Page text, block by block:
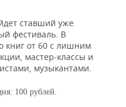
ставший уже
фестиваль. В
книг от 60 с лишним
мастер-классы и
музыкантами.
100 рублей.